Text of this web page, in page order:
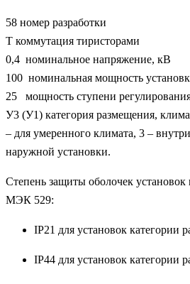
58 номер разработки
Т коммутация тиристорами
0,4 номинальное напряжение, кВ
100 номинальная мощность
25 мощность ступени
У3 (У1) категория размещения,
– для умеренного климата, 3 –
наружной установки.
Степень защиты оболочек
МЭК 529:
IP21 для установок категории
IP44 для установок категории